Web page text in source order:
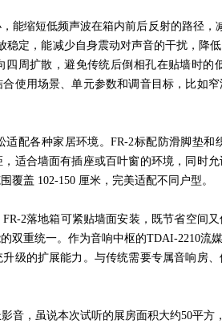
能缩短低频声波在箱内前后反射的路径，
稳定，能减少自身震动对声音的干扰，降
周扩散，避免传统后倒相孔在贴墙时的
使用场景、单元参数和调音目标，比如
适配各种家居环境。FR-2标配防滑脚垫和
适合墙面有插座或百叶窗的环境，同时
覆盖 102-150 厘米，完美适配不同户型。
FR-2落地箱可紧贴墙面安装，既节省空间
双重统一。作为音响中枢的TDAI-2210流
级的扩展能力。与传统需要专属音响房
音，虽说本次试听的展房面积大约50平方